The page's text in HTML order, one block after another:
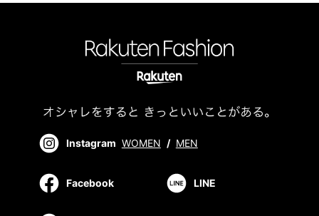
Instagram WOMEN / MEN
Facebook LINE